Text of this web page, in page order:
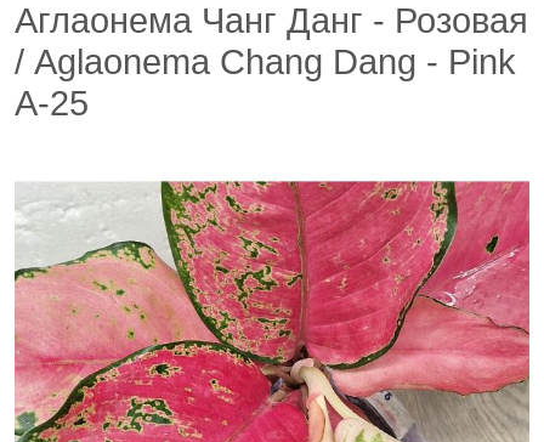
Аглаонема Чанг Данг - Розовая
/ Aglaonema Chang Dang - Pink
A-25